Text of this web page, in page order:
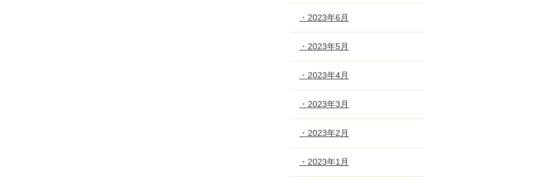
・2023年6月
・2023年5月
・2023年4月
・2023年3月
・2023年2月
・2023年1月